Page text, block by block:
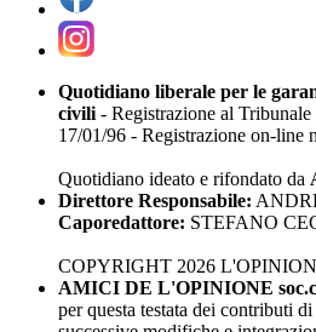
Quotidiano liberale per le
civili - Registrazione al
17/01/96 - Registrazione on-line
Quotidiano ideato e rifondato da
Direttore Responsabile:
Caporedattore: STEFANO
COPYRIGHT 2026
AMICI DE L'OPINIONE
per questa testata dei contributi